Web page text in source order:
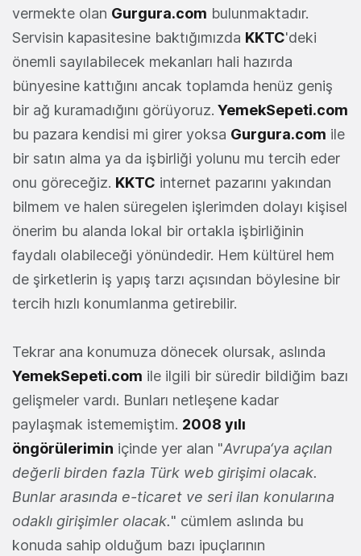
vermekte olan Gurgura.com bulunmaktadır.
Servisin kapasitesine baktığımızda KKTC'deki
önemli sayılabilecek mekanları hali hazırda
bünyesine kattığını ancak toplamda henüz geniş
bir ağ kuramadığını görüyoruz. YemekSepeti.com
bu pazara kendisi mi girer yoksa Gurgura.com ile
bir satın alma ya da işbirliği yolunu mu tercih eder
onu göreceğiz. KKTC internet pazarını yakından
bilmem ve halen süregelen işlerimden dolayı kişisel
önerim bu alanda lokal bir ortakla işbirliğinin
faydalı olabileceği yönündedir. Hem kültürel hem
de şirketlerin iş yapış tarzı açısından böylesine bir
tercih hızlı konumlanma getirebilir.
Tekrar ana konumuza dönecek olursak, aslında
YemekSepeti.com ile ilgili bir süredir bildiğim bazı
gelişmeler vardı. Bunları netleşene kadar
paylaşmak istememiştim. 2008 yılı
öngörülerimin içinde yer alan "Avrupa‘ya açılan
değerli birden fazla Türk web girişimi olacak.
Bunlar arasında e-ticaret ve seri ilan konularına
odaklı girişimler olacak." cümlem aslında bu
konuda sahip olduğum bazı ipuçlarının